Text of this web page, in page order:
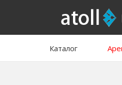
Каталог